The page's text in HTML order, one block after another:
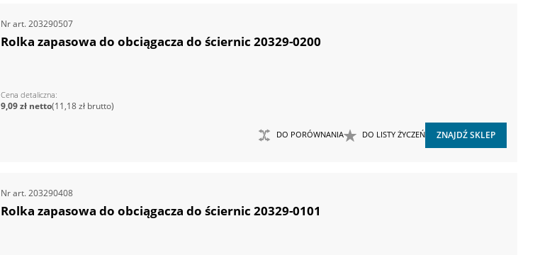
Nr art. 203290507
Rolka zapasowa do obciągacza do ściernic 20329-0200
Cena detaliczna
11,18 zł
9,09 zł
DO LISTY ŻYCZEŃ
DO PORÓWNANIA ZNAJDŹ SKLEP
Nr art. 203290408
Rolka zapasowa do obciągacza do ściernic 20329-0101